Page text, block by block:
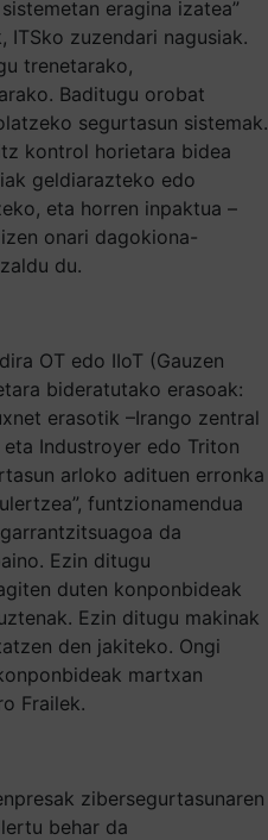
eragina izatea”
ITSko zuzendari nagusiak.
trenetarako,
Baditugu orobat
segurtasun sistemak.
kontrol horietara bidea
geldiarazteko edo
eta horren inpaktua –
onari dagokiona-
du.
OT edo IIoT (Gauzen
bideratutako erasoak:
erasotik –Irango zentral
Industroyer edo Triton
arloko adituen erronka
funtzionamendua
da
Ezin ditugu
duten konponbideak
Ezin ditugu makinak
den jakiteko. Ongi
martxan
Frailek.
zibersegurtasunaren
behar da